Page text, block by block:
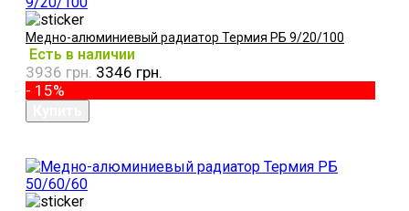
Медно-алюминиевый радиатор Термия РБ 9/20/100
Есть в наличии
3936 грн. 3346 грн.
- 15%